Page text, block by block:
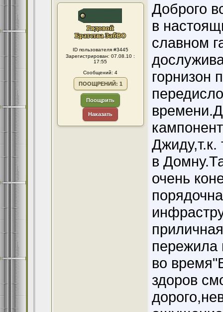
ID пользователя #3445
Зарегистрирован: 07.08.10 :
17:55
Сообщений: 4
ПООЩРЕНИЙ: 1
Поощрить
Наказать
Доброго
в
славном
горнизон
Джиду,т.к.
в
очень
пережила
во
здоров